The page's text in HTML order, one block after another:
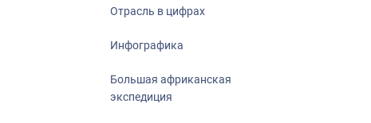
Отрасль в цифрах
Инфографика
Большая африканская
экспедиция